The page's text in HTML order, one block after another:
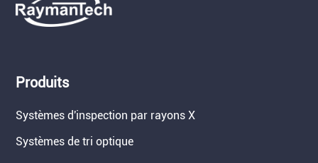
Produits
Systèmes d'inspection par rayons X
Systèmes de tri optique